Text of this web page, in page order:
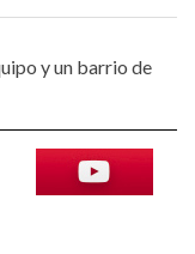
y un barrio de